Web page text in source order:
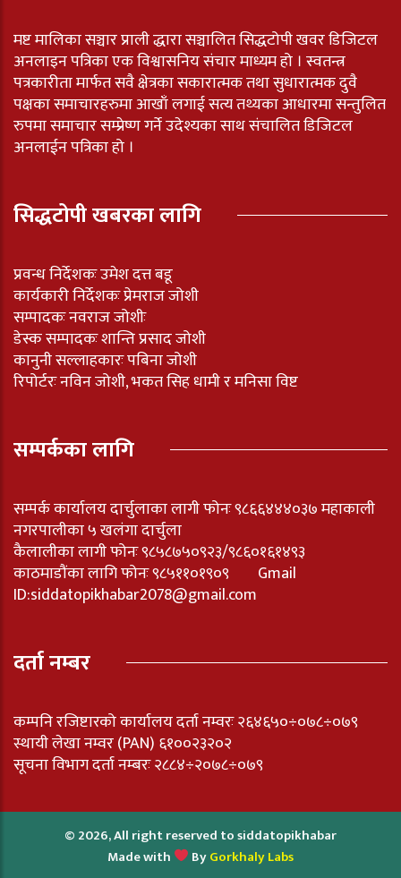
मष्ट मालिका सञ्चार प्राली द्धारा सञ्चालित सिद्धटोपी खवर डिजिटल
अनलाइन पत्रिका एक विश्वासनिय संचार माध्यम हो । स्वतन्त्र
पत्रकारीता मार्फत सवै क्षेत्रका सकारात्मक तथा सुधारात्मक दुवै
पक्षका समाचारहरुमा आखाँ लगाई सत्य तथ्यका आधारमा सन्तुलित
रुपमा समाचार सम्प्रेष्ण गर्ने उदेश्यका साथ संचालित डिजिटल
अनलाईन पत्रिका हो ।
सिद्धटोपी खबरका लागि
प्रवन्ध निर्देशकः उमेश दत्त बडू
कार्यकारी निर्देशकः प्रेमराज जोशी
सम्पादकः नवराज जोशीः
डेस्क सम्पादकः शान्ति प्रसाद जोशी
कानुनी सल्लाहकारः पबिना जोशी
रिपोर्टरः नविन जोशी, भकत सिह धामी र मनिसा विष्ट
सम्पर्कका लागि
सम्पर्क कार्यालय दार्चुलाका लागी फोनः ९८६६४४४०३७ महाकाली
नगरपालीका ५ खलंगा दार्चुला
कैलालीका लागी फोनः ९८५८७५०९२३/९८६०१६१४९३
काठमाडौंका लागि फोनः ९८५११०१९०९ Gmail
ID:siddatopikhabar2078@gmail.com
दर्ता नम्बर
कम्पनि रजिष्टारको कार्यालय दर्ता नम्वरः २६४६५०÷०७८÷०७९
स्थायी लेखा नम्वर (PAN) ६१००२३२०२
सूचना विभाग दर्ता नम्बरः २८८४÷२०७८÷०७९
© 2026, All right reserved to siddatopikhabar
Made with
ByGorkhaly Labs